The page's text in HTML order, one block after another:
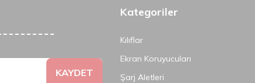
KAYDET
Kategoriler
Kılıflar
Ekran Koruyucuları
Şarj Aletleri